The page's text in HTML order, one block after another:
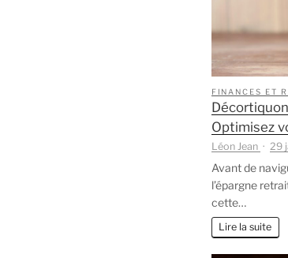
FINANCES ET
Optimisez
Léon Jean 29
Avant de
l’épargne
cette…
Lire la suite